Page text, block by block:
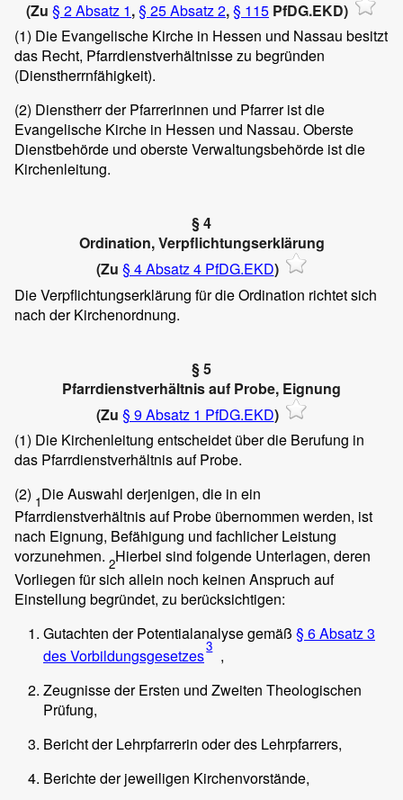
(Zu § 2 Absatz 1,§ 25 Absatz 2,§ 115 PfDG.EKD)
(1) Die Evangelische Kirche in Hessen und Nassau besitzt
das Recht, Pfarrdienstverhältnisse zu begründen
(Dienstherrnfähigkeit).
(2) Dienstherr der Pfarrerinnen und Pfarrer ist die
Evangelische Kirche in Hessen und Nassau. Oberste
Dienstbehörde und oberste Verwaltungsbehörde ist die
Kirchenleitung.
§ 4
Ordination, Verpflichtungserklärung
(Zu § 4 Absatz 4 PfDG.EKD)
Die Verpflichtungserklärung für die Ordination richtet sich
nach der Kirchenordnung.
§ 5
Pfarrdienstverhältnis auf Probe, Eignung
(Zu § 9 Absatz 1 PfDG.EKD)
(1) Die Kirchenleitung entscheidet über die Berufung in
das Pfarrdienstverhältnis auf Probe.
(2) 1Die Auswahl derjenigen, die in ein
Pfarrdienstverhältnis auf Probe übernommen werden, ist
nach Eignung, Befähigung und fachlicher Leistung
vorzunehmen. 2Hierbei sind folgende Unterlagen, deren
Vorliegen für sich allein noch keinen Anspruch auf
Einstellung begründet, zu berücksichtigen:
Gutachten der Potentialanalyse gemäß § 6 Absatz 3
des Vorbildungsgesetzes3 ,
Zeugnisse der Ersten und Zweiten Theologischen
Prüfung,
Bericht der Lehrpfarrerin oder des Lehrpfarrers,
Berichte der jeweiligen Kirchenvorstände,